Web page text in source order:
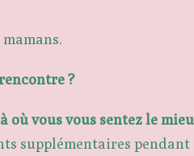
?
où vous vous sentez le
supplémentaires